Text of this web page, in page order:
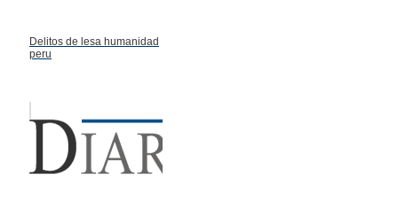
Delitos de lesa humanidad
peru